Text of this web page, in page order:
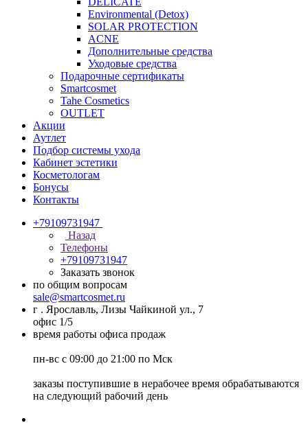
Environmental (Detox)
SOLAR PROTECTION
АCNE
Дополнительные средства
Уходовые средства
Подарочные сертификаты
Smartcosmet
Tahe Cosmetics
OUTLET
Акции
Аутлет
Подбор системы ухода
Кабинет эстетики
Косметологам
Бонусы
Контакты
+79109731947
Назад
Телефоны
+79109731947
Заказать звонок
по общим вопросам
sale@smartcosmet.ru
г . Ярославль, Лизы Чайкиной ул., 7
офис 1/5
время работы офиса продаж
пн-вс с 09:00 до 21:00 по Мск
заказы поступившие в нерабочее время обрабатываются
на следующий рабочий день